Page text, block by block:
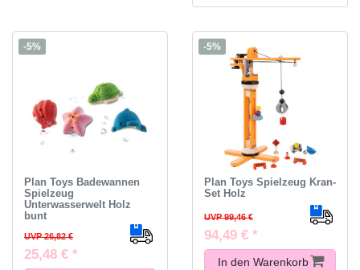
-5%
Plan Toys Badewannen
Spielzeug
Unterwasserwelt Holz
bunt
UVP 26,82 €
25,48 € *
-5%
Plan Toys Spielzeug Kran-
Set Holz
UVP 99,46 €
94,49 € *
In den Warenkorb